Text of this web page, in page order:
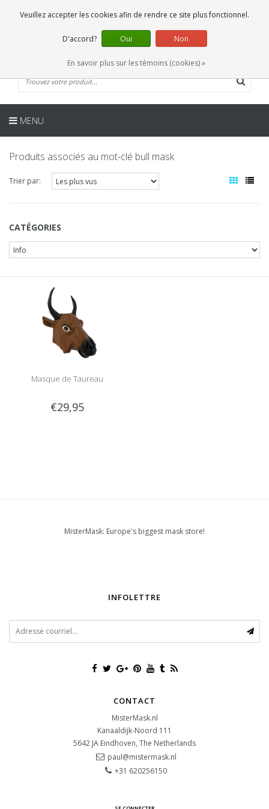
0 Articles
FR
MENU
Produits associés au mot-clé bull mask
Trier par:
CATÉGORIES
Masque de Taureau
€29,95
MisterMask: Europe's biggest mask store!
INFOLETTRE
CONTACT
MisterMask.nl
Kanaaldijk-Noord 111
5642 JA Eindhoven, The Netherlands
paul@mistermask.nl
+31 620256150
Veuillez accepter les cookies afin de rendre ce site plus fonctionnel.
D'accord? Oui Non
En savoir plus sur les témoins (cookies) »